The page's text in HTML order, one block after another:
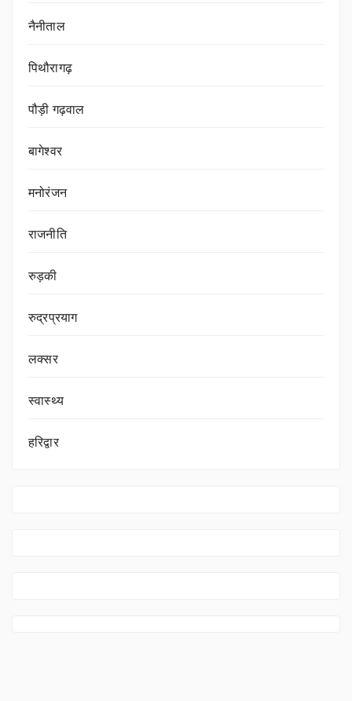
नैनीताल
पिथौरागढ़
पौड़ी गढ़वाल
बागेश्वर
मनोरंजन
राजनीति
रुड़की
रुद्रप्रयाग
लक्सर
स्वास्थ्य
हरिद्वार